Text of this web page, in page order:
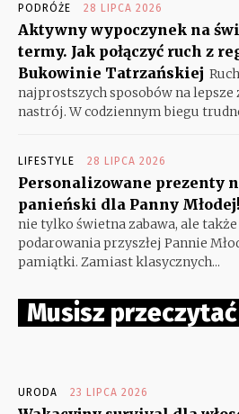
PODRÓŻE 28 LIPCA 2026
Aktywny wypoczynek na
termy. Jak połączyć ruch z
Bukowinie Tatrzańskiej
najprostszych sposobów na
nastrój. W codziennym biegu
LIFESTYLE 28 LIPCA 2026
Personalizowane prezenty
panieński dla Panny Młodej!
nie tylko świetna zabawa, ale
podarowania przyszłej Pannie
pamiątki. Zamiast klasycznych...
Musisz przeczytać
URODA 23 LIPCA 2026